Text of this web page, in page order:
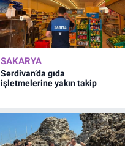
SAKARYA
Serdivan’da gıda
işletmelerine yakın takip